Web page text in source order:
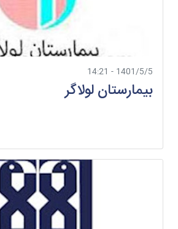
1401/5/5 - 14:21
بیمارستان لولاگر